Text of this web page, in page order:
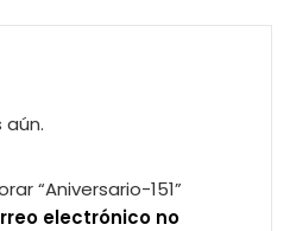
aún.
“Aniversario-151”
electrónico no